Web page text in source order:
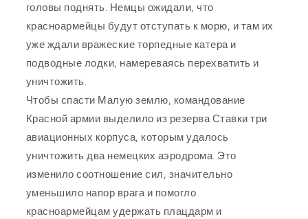
головы поднять. Немцы ожидали, что
красноармейцы будут отступать к морю, и там их
уже ждали вражеские торпедные катера и
подводные лодки, намереваясь перехватить и
уничтожить.
Чтобы спасти Малую землю, командование
Красной армии выделило из резерва Ставки три
авиационных корпуса, которым удалось
уничтожить два немецких аэродрома. Это
изменило соотношение сил, значительно
уменьшило напор врага и помогло
красноармейцам удержать плацдарм и